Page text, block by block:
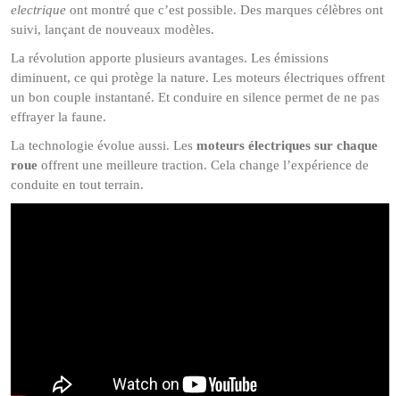
electrique ont montré que c’est possible. Des marques célèbres ont
suivi, lançant de nouveaux modèles.
La révolution apporte plusieurs avantages. Les émissions
diminuent, ce qui protège la nature. Les moteurs électriques offrent
un bon couple instantané. Et conduire en silence permet de ne pas
effrayer la faune.
La technologie évolue aussi. Les moteurs électriques sur chaque
roue offrent une meilleure traction. Cela change l’expérience de
conduite en tout terrain.